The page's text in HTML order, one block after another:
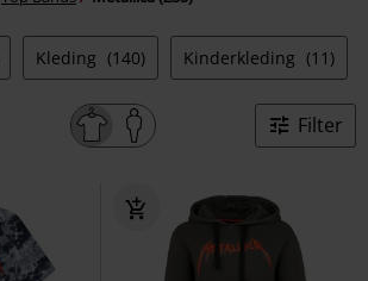
Kleding (140) Kinderkleding (11)
Filter